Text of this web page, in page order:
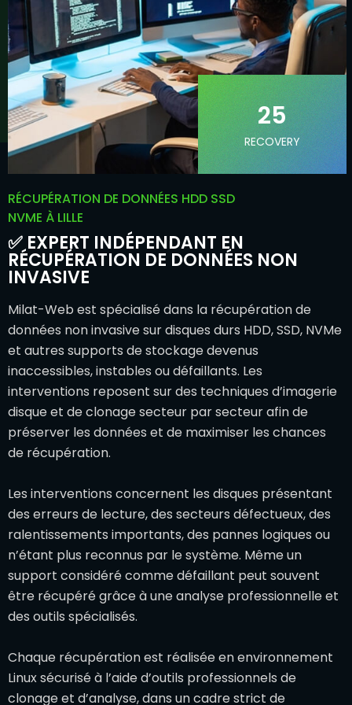
25
RECOVERY
RÉCUPÉRATION DE DONNÉES HDD SSD
NVME À LILLE
✅ EXPERT INDÉPENDANT EN
RÉCUPÉRATION DE DONNÉES NON
INVASIVE
Milat-Web est spécialisé dans la récupération de
données non invasive sur disques durs HDD, SSD, NVMe
et autres supports de stockage devenus
inaccessibles, instables ou défaillants. Les
interventions reposent sur des techniques d’imagerie
disque et de clonage secteur par secteur afin de
préserver les données et de maximiser les chances
de récupération.
Les interventions concernent les disques présentant
des erreurs de lecture, des secteurs défectueux, des
ralentissements importants, des pannes logiques ou
n’étant plus reconnus par le système. Même un
support considéré comme défaillant peut souvent
être récupéré grâce à une analyse professionnelle et
des outils spécialisés.
Chaque récupération est réalisée en environnement
Linux sécurisé à l’aide d’outils professionnels de
clonage et d’analyse, dans un cadre strict de